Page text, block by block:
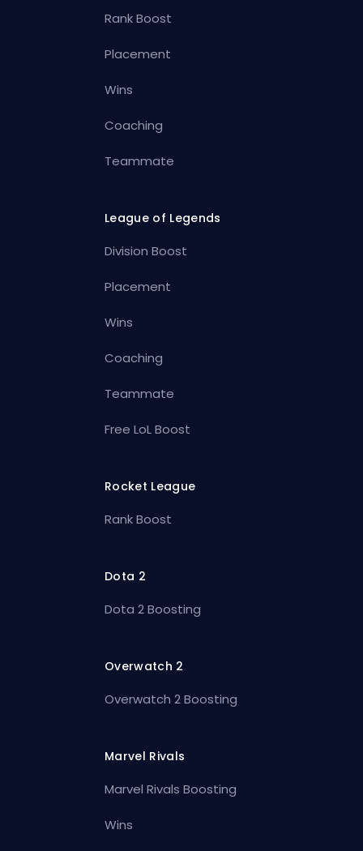
Rank Boost
Placement
Wins
Coaching
Teammate
League of Legends
Division Boost
Placement
Wins
Coaching
Teammate
Free LoL Boost
Rocket League
Rank Boost
Dota 2
Dota 2 Boosting
Overwatch 2
Overwatch 2 Boosting
Marvel Rivals
Marvel Rivals Boosting
Wins